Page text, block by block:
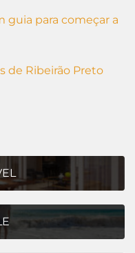
guia para começar a
de Ribeirão Preto